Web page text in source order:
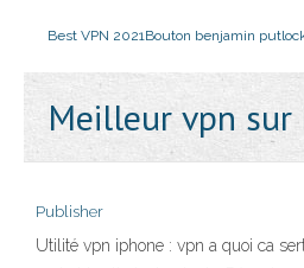
Best VPN 2021Bouton benjamin
Meilleur vpn sur
Publisher
Utilité vpn iphone : vpn a quoi ca